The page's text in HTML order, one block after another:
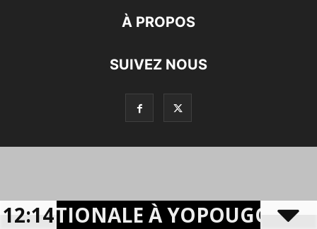
À PROPOS
SUIVEZ NOUS
NATIONALE À YOPOUGON :
12:14